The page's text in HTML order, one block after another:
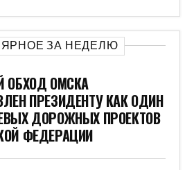
ЗА НЕДЕЛЮ
ОБХОД ОМСКА
ПРЕЗИДЕНТУ КАК ОДИН
ДОРОЖНЫХ ПРОЕКТОВ
ФЕДЕРАЦИИ